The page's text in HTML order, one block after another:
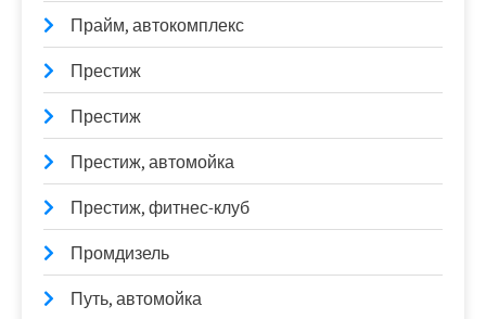
Прайм, автокомплекс
Престиж
Престиж
Престиж, автомойка
Престиж, фитнес-клуб
Промдизель
Путь, автомойка